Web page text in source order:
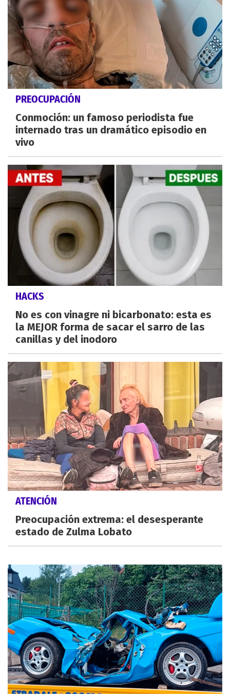
PREOCUPACIÓN
Conmoción: un famoso periodista fue
internado tras un dramático episodio en
vivo
HACKS
No es con vinagre ni bicarbonato: esta es
la MEJOR forma de sacar el sarro de las
canillas y del inodoro
ATENCIÓN
Preocupación extrema: el desesperante
estado de Zulma Lobato